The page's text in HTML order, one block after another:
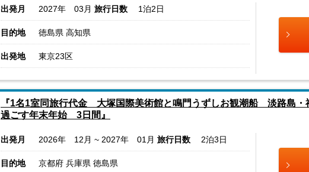
出発月 2027年 03月 旅行日数 1泊2日
目的地 徳島県 高知県
出発地 東京23区
『1名1室同旅行代金 大塚国際美術館と鳴門うずしお観潮船 淡路島・
過ごす年末年始 3日間』
出発月 2026年 12月 ~ 2027年 01月 旅行日数 2泊3日
目的地 京都府 兵庫県 徳島県